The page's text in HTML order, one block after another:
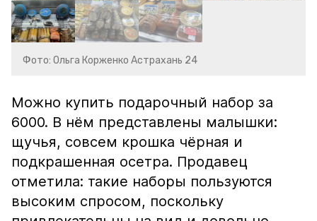
Фото: Ольга Корженко Астрахань 24
Можно купить подарочный набор за
6000. В нём представлены малышки:
щучья, совсем крошка чёрная и
подкрашенная осетра. Продавец
отметила: такие наборы пользуются
высоким спросом, поскольку